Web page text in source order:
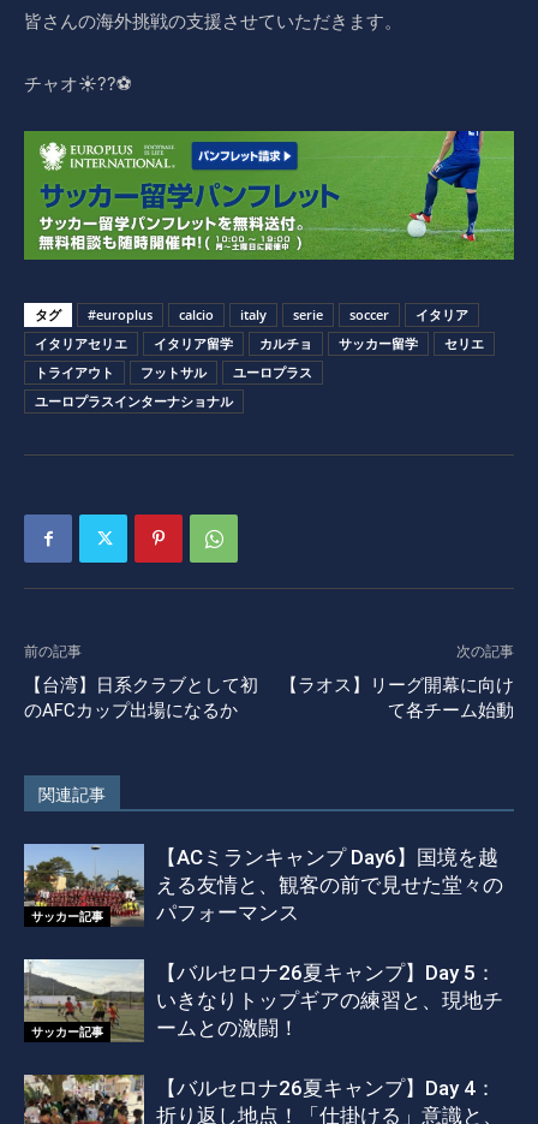
皆さんの海外挑戦の支援させていただきます。
チャオ☀️??⚽️
タグ #europlus calcio italy serie soccer
イタリア
イタリアセリエ
イタリア留学 カルチョ サッカー留学
セリエ
トライアウト
フットサル
ユーロプラス
ユーロプラスインターナショナル
前の記事
【台湾】日系クラブとして初
のAFCカップ出場になるか
次の記事
【ラオス】リーグ開幕に向け
て各チーム始動
関連記事
サッカー記事
【ACミランキャンプ Day6】国境を越
える友情と、観客の前で見せた堂々の
パフォーマンス
サッカー記事
【バルセロナ26夏キャンプ】Day 5：
いきなりトップギアの練習と、現地チ
ームとの激闘！
【バルセロナ26夏キャンプ】Day 4：
折り返し地点！「仕掛ける」意識と、